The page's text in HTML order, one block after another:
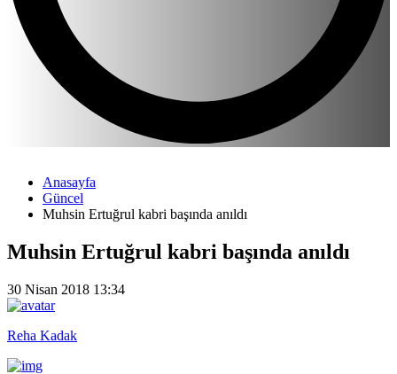
Anasayfa
Güncel
Muhsin Ertuğrul kabri başında anıldı
Muhsin Ertuğrul kabri başında anıldı
30 Nisan 2018 13:34
Reha Kadak